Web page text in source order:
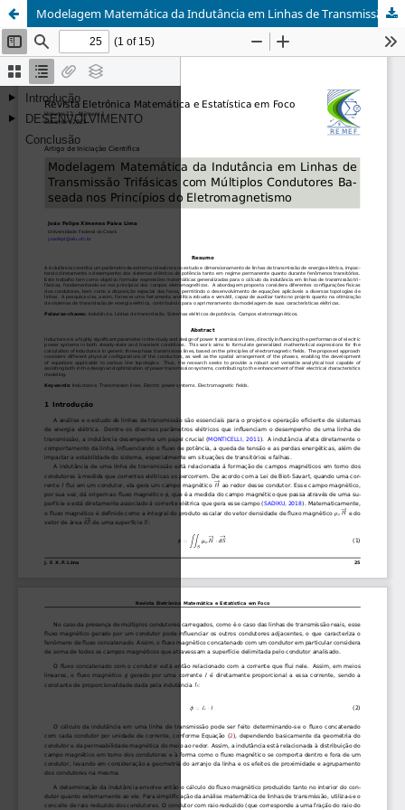
Modelagem Matemática da Indutância em Linhas de Transmissão Trifásicas com Múltiplos Condutores Baseada nos Princípios do Eletromagnetismo